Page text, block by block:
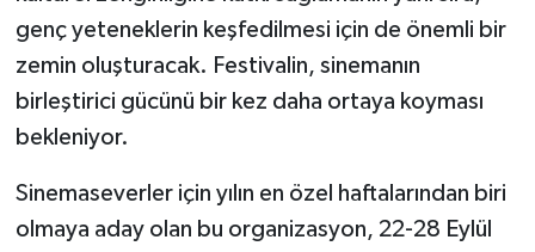
genç yeteneklerin keşfedilmesi için de önemli bir
zemin oluşturacak. Festivalin, sinemanın
birleştirici gücünü bir kez daha ortaya koyması
bekleniyor.
Sinemaseverler için yılın en özel haftalarından biri
olmaya aday olan bu organizasyon, 22-28 Eylül